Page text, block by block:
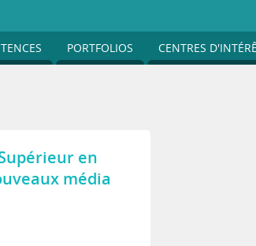
PORTFOLIOS CENTRES
en
média